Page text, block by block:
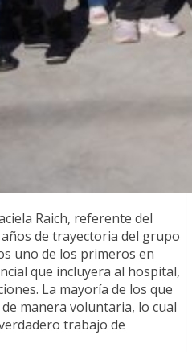
Raich, referente del
de trayectoria del grupo
uno de los primeros en
que incluyera al hospital,
La mayoría de los que
manera voluntaria, lo cual
trabajo de